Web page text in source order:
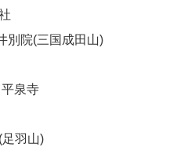
別院(三国成田山)
泉寺
羽山)